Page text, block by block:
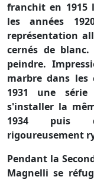
franchit en 1915
les années
représentation
cernés de
peindre.
marbre dans les
1931 une
s'installer la
1934 puis
rigoureusement
Pendant la
Magnelli se